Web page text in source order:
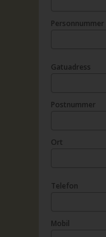
Personnummer
Gatuadress
Postnummer
Ort
Telefon
Mobil